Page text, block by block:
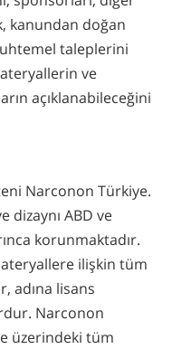
kanundan doğan
taleplerini
ve
açıklanabileceğini
Narconon Türkiye.
dizaynı ABD ve
korunmaktadır.
ilişkin tüm
adına lisans
Narconon
üzerindeki tüm